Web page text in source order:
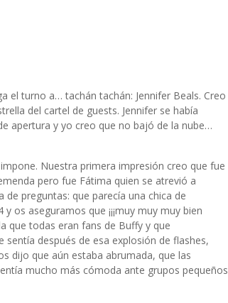
el turno a… tachán tachán: Jennifer Beals. Creo
del cartel de guests. Jennifer se había
apertura y yo creo que no bajó de la nube…
Nuestra primera impresión creo que fue
pero fue Fátima quien se atrevió a
preguntas: que parecía una chica de
os aseguramos que ¡¡¡muy muy muy bien
que todas eran fans de Buffy y que
después de esa explosión de flashes,
dijo que aún estaba abrumada, que las
mucho más cómoda ante grupos pequeños